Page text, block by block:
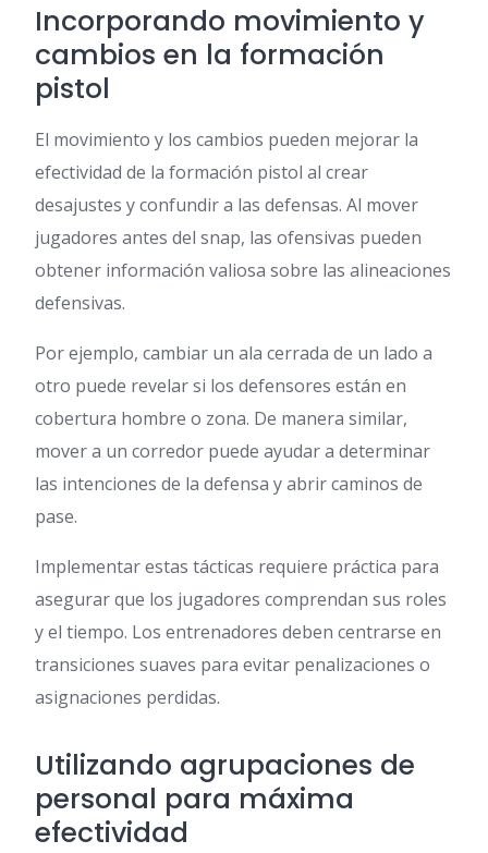
Incorporando movimiento y
cambios en la formación
pistol
El movimiento y los cambios pueden mejorar la
efectividad de la formación pistol al crear
desajustes y confundir a las defensas. Al mover
jugadores antes del snap, las ofensivas pueden
obtener información valiosa sobre las alineaciones
defensivas.
Por ejemplo, cambiar un ala cerrada de un lado a
otro puede revelar si los defensores están en
cobertura hombre o zona. De manera similar,
mover a un corredor puede ayudar a determinar
las intenciones de la defensa y abrir caminos de
pase.
Implementar estas tácticas requiere práctica para
asegurar que los jugadores comprendan sus roles
y el tiempo. Los entrenadores deben centrarse en
transiciones suaves para evitar penalizaciones o
asignaciones perdidas.
Utilizando agrupaciones de
personal para máxima
efectividad